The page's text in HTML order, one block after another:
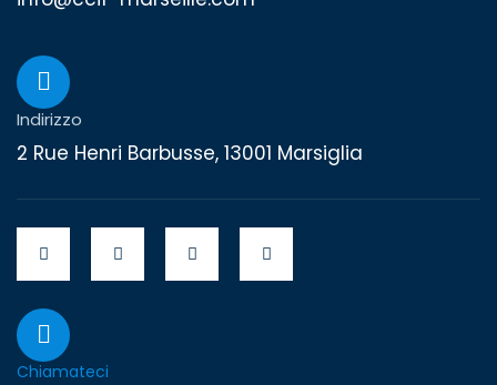
Indirizzo
2 Rue Henri Barbusse, 13001 Marsiglia
Chiamateci